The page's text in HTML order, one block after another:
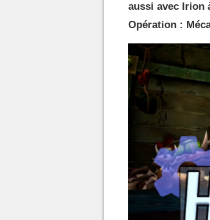
aussi avec Irion
Opération :